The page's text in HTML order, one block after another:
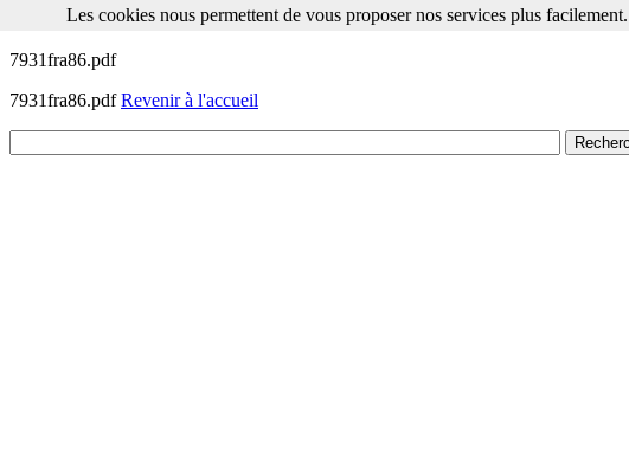
Les cookies nous permettent de vous proposer nos services plus facilement. En
7931fra86.pdf
7931fra86.pdfRevenir à l'accueil
Les cookies nous permettent de vous proposer nos services plus